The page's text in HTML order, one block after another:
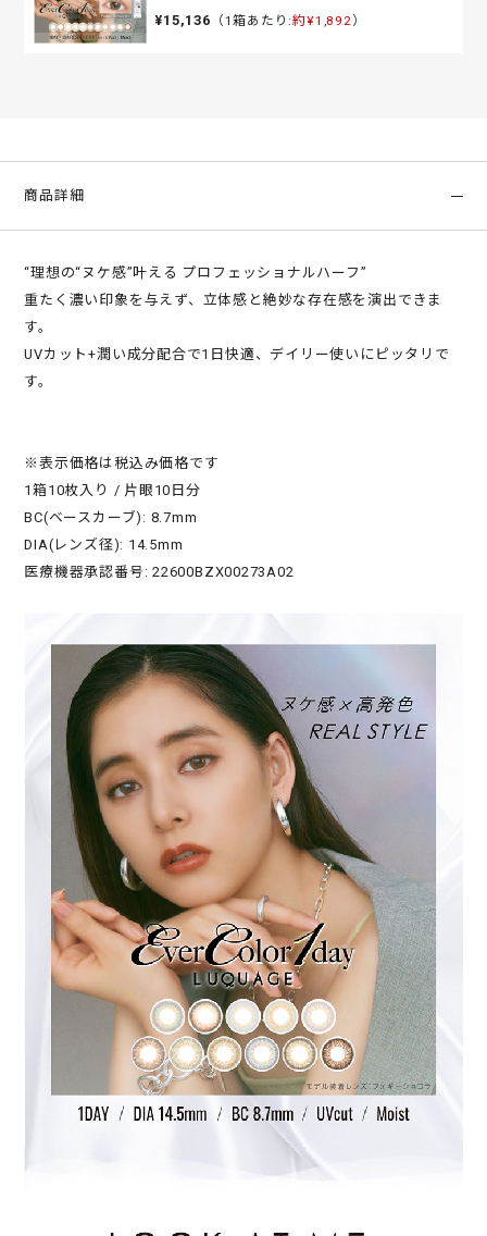
¥15,136 （1箱あたり:約¥1,892）
商品詳細
“理想の“ヌケ感”叶える プロフェッショナルハーフ”
重たく濃い印象を与えず、立体感と絶妙な存在感を演出できま
す。
UVカット+潤い成分配合で1日快適、デイリー使いにピッタリで
す。
※表示価格は税込み価格です
1箱10枚入り / 片眼10日分
BC(ベースカーブ): 8.7mm
DIA(レンズ径): 14.5mm
医療機器承認番号: 22600BZX00273A02